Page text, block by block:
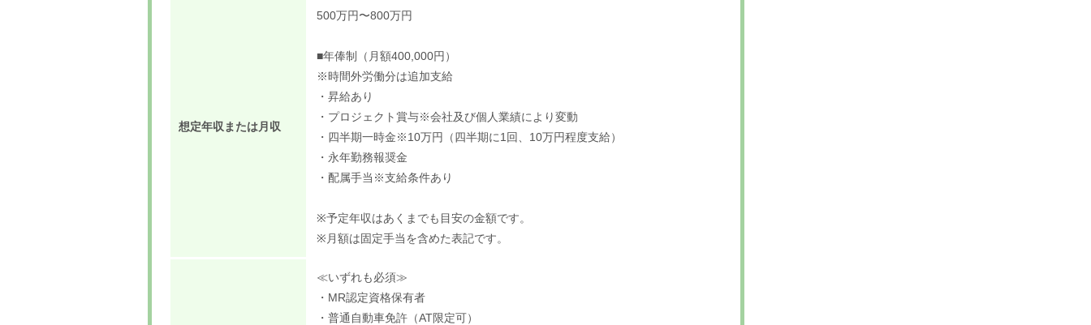
想定年収または月収
500万円〜800万円
■年俸制（月額400,000円）
※時間外労働分は追加支給
・昇給あり
・プロジェクト賞与※会社及び個人業績により変動
・四半期一時金※10万円（四半期に1回、10万円程度支給）
・永年勤務報奨金
・配属手当※支給条件あり
※予定年収はあくまでも目安の金額です。
※月額は固定手当を含めた表記です。
≪いずれも必須≫
・MR認定資格保有者
・普通自動車免許（AT限定可）